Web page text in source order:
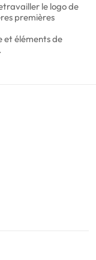
le logo de
premières
et éléments de